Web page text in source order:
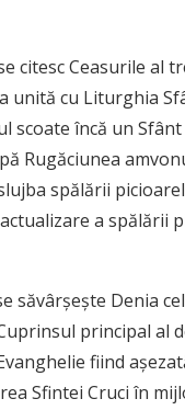
citesc Ceasurile al
unită cu Liturghia
scoate încă un
Rugăciunea
spălării
a spălării
săvârşeşte Denia
principal al
fiind
Sfintei Cruci în